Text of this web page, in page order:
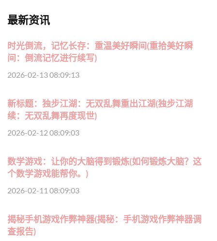
最新资讯
时光倒流，记忆长存：重温美好瞬间(重拾美好瞬
间：倒流记忆进行续写)
2026-02-13 08:09:13
新标题：独步江湖：无双乱舞重出江湖(独步江湖
续：无双乱舞再度现世)
2026-02-12 08:09:03
数学游戏：让你的大脑得到锻炼(如何锻炼大脑？这
个数学游戏能帮你。)
2026-02-11 08:09:03
揭秘手机游戏作弊神器(揭秘：手机游戏作弊神器调
查报告)